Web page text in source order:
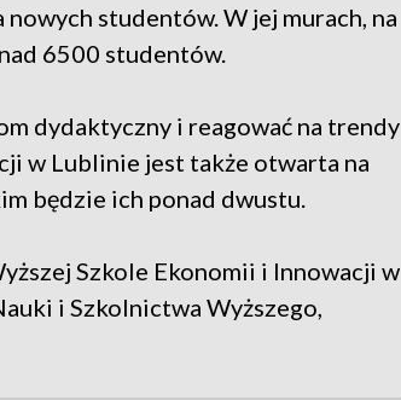
studentów. W jej murach, na
6500 studentów.
dydaktyczny i reagować na trendy
w Lublinie jest także otwarta na
będzie ich ponad dwustu.
Szkole Ekonomii i Innowacji w
i Szkolnictwa Wyższego,